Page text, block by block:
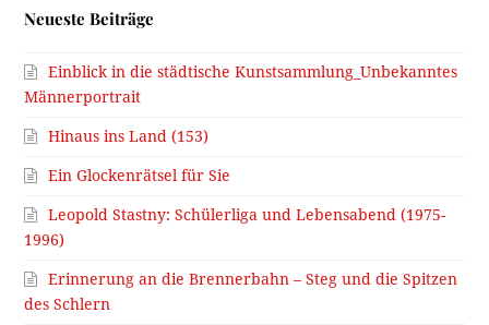
Neueste Beiträge
Einblick in die städtische Kunstsammlung_Unbekanntes
Männerportrait
Hinaus ins Land (153)
Ein Glockenrätsel für Sie
Leopold Stastny: Schülerliga und Lebensabend (1975-
1996)
Erinnerung an die Brennerbahn – Steg und die Spitzen
des Schlern